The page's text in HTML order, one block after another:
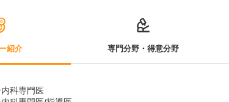
紹介 専門分野・得意分野
科専門医